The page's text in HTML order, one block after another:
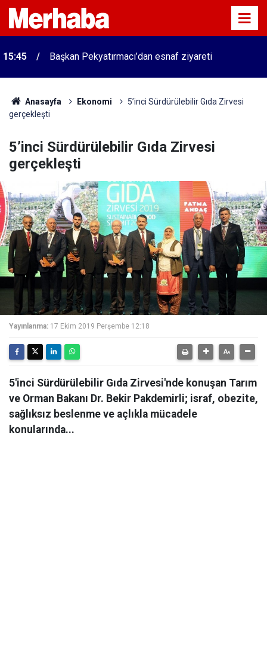
15:45 Başkan Pekyatırmacı’dan esnaf ziyareti
Anasayfa Ekonomi
5’inci Sürdürülebilir Gıda Zirvesi
gerçekleşti
5’inci Sürdürülebilir Gıda Zirvesi
gerçekleşti
Yayınlanma: 17 Ekim 2019 Perşembe 12:18
5'inci Sürdürülebilir Gıda Zirvesi'nde konuşan Tarım
ve Orman Bakanı Dr. Bekir Pakdemirli; israf, obezite,
sağlıksız beslenme ve açlıkla mücadele
konularında...